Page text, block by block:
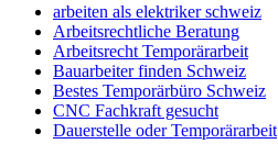
arbeiten als elektriker schweiz
Arbeitsrechtliche Beratung
Arbeitsrecht Temporärarbeit
Bauarbeiter finden Schweiz
Bestes Temporärbüro Schweiz
CNC Fachkraft gesucht
Dauerstelle oder Temporärarbeit